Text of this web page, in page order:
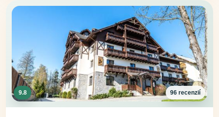
9.8 96 recenzií